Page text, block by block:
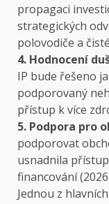
propagaci
strategických
polovodiče a
4. Hodnocení
IP bude řešeno
podporovaný
přístup k více
5. Podpora pro
podporovat
usnadnila
financování
Jednou z